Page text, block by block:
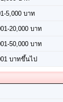
5,000 บาท
20,000 บาท
50,000 บาท
บาทขึ้นไป